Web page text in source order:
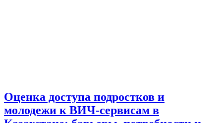
Оценка доступа подростков и
молодежи к ВИЧ-сервисам в